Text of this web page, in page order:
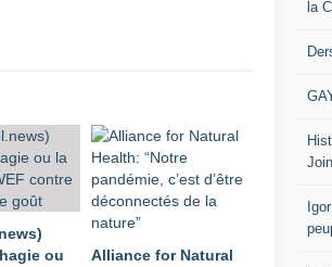
ou
Alliance for Natural
la